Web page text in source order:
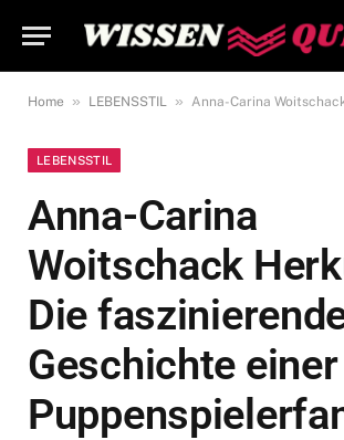
Home » LEBENSSTIL » Anna-Carina Woitschack Herkunft: Die
LEBENSSTIL
Anna-Carina
Woitschack
Die
Geschichte einer